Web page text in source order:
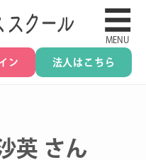
ン 法人はこちら
☰
MENU
英 さん